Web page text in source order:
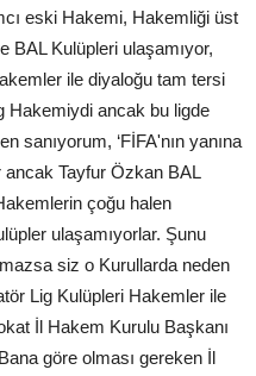
eski Hakemi, Hakemliği üst
BAL Kulüpleri ulaşamıyor,
ile diyaloğu tam tersi
Hakemiydi ancak bu ligde
sanıyorum, ‘FİFA'nın yanına
Tayfur Özkan BAL
çoğu halen
ulaşamıyorlar. Şunu
siz o Kurullarda neden
Lig Kulüpleri Hakemler ile
İl Hakem Kurulu Başkanı
göre olması gereken İl